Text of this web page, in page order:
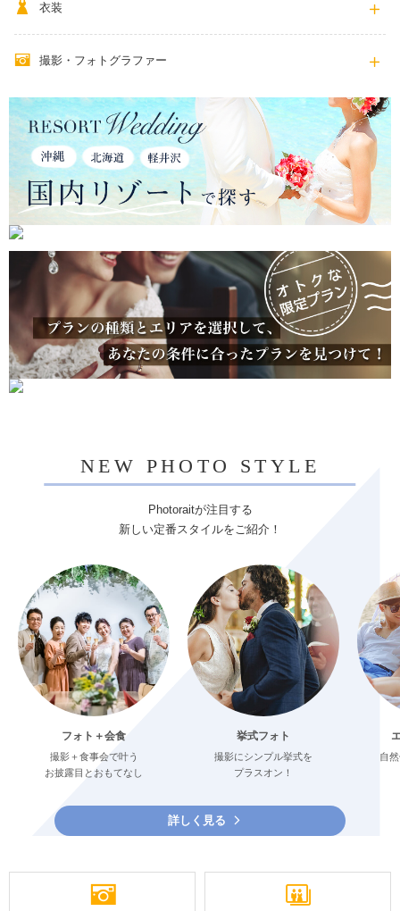
衣装
撮影・フォトグラファー
NEW PHOTO STYLE
Photoraitが注目する
新しい定番スタイルをご紹介！
フォト＋会食
撮影＋食事会で叶う
お披露目とおもてなし
挙式フォト
撮影にシンプル挙式を
プラスオン！
自
詳しく見る